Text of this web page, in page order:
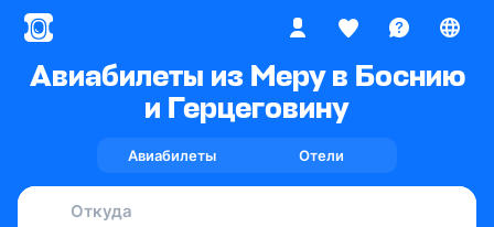
Авиабилеты из Меру в Боснию
и Герцеговину
Авиабилеты Отели